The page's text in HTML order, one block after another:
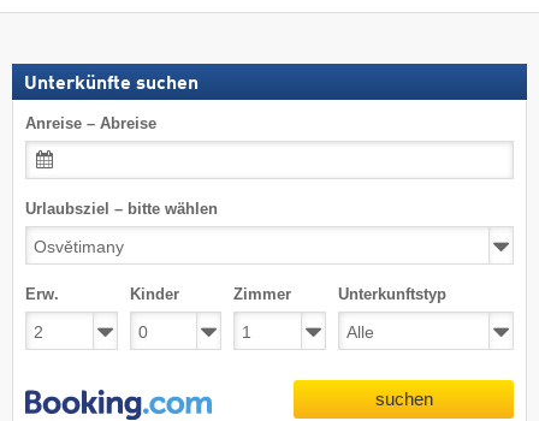
Unterkünfte suchen
Anreise – Abreise
Urlaubsziel – bitte wählen
Erw. Kinder Zimmer Unterkunftstyp
suchen